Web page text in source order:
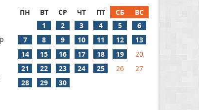
ПН
ВТ СР ЧТ ПТ СБ
ВС
1
2 3 4 5
6
7
8 9 10 11 12
13
14
15 16 17 18 19
20
21
22 23 24 25 26
27
28
29 30